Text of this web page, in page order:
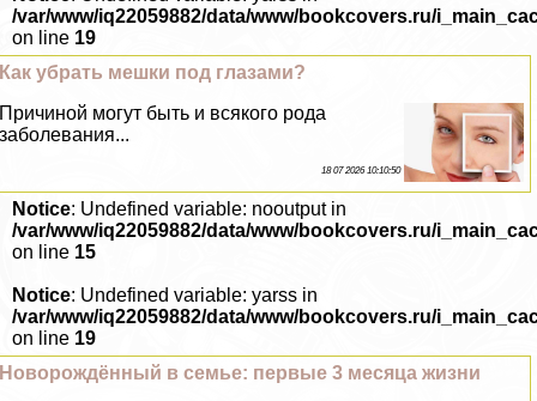
/var/www/iq22059882/data/www/bookcovers.ru/
on line 19
Как убрать мешки под глазами?
Причиной могут быть и всякого рода
заболевания...
18 07 2026 10:10:50
Notice: Undefined variable: nooutput in
/var/www/iq22059882/data/www/bookcovers.ru/
on line 15
Notice: Undefined variable: yarss in
/var/www/iq22059882/data/www/bookcovers.ru/
on line 19
Новорождённый в семье: первые 3 месяца жизни